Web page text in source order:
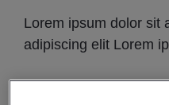
Lorem ipsum dolor sit
adipiscing elit Lorem
När